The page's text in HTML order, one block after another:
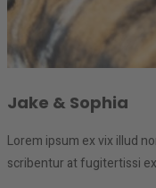
Jake & Sophia
Lorem ipsum ex vix illud
scribentur at fugitertissi